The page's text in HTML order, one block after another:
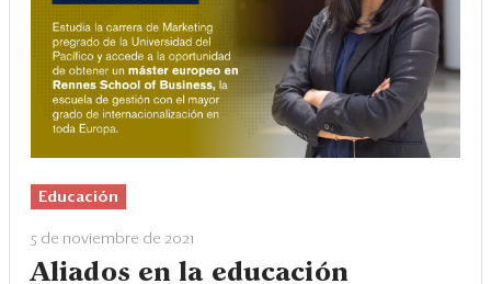
Educación
5 de noviembre de 2021
Aliados en la educación